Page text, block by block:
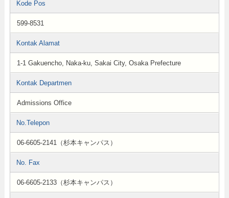
Kode Pos
599-8531
Kontak Alamat
1-1 Gakuencho, Naka-ku, Sakai City, Osaka Prefecture
Kontak Departmen
Admissions Office
No.Telepon
06-6605-2141（杉本キャンパス）
No. Fax
06-6605-2133（杉本キャンパス）